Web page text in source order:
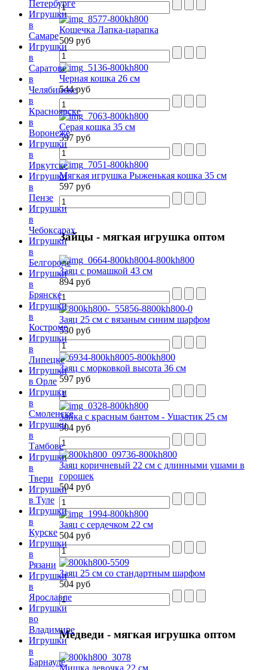
Кошечка Лапка-царапка
509 руб
Черная кошка 26 см
544 руб
Серая кошка 35 см
597 руб
Мягкая игрушка Рыженькая кошка 35 см
597 руб
Зайцы- мягкая игрушка оптом
Заяц с ромашкой 43 см
894 руб
Заяц 25 см с вязаным синим шарфом
530 руб
Заяц с морковкой высота 36 см
597 руб
Зайка с красным бантом - Ушастик 25 см
504 руб
Заяц коричневый 22 см с длинными ушами в
горошек
504 руб
Заяц с сердечком 22 см
504 руб
Заяц 25 см со стандартным шарфом
504 руб
Медведи- мягкая игрушка оптом
Петербурге
Игрушки
в
Самаре
Игрушки
в
Саратове
в
Челябинске
в
Красноярске
в
Воронеже
Игрушки
в
Иркутске
Игрушки
в
Пензе
Игрушки
в
Чебоксарах
Игрушки
в
Белгороде
Игрушки
в
Брянске
Игрушки
в
Костроме
Игрушки
в
Липецке
Игрушки
в Орле
Игрушки
в
Смоленске
Игрушки
в
Тамбове
Игрушки
в
Твери
Игрушки
в Туле
Игрушки
в
Курске
Игрушки
в
Рязани
Игрушки
в
Ярославле
Игрушки
во
Владимире
Игрушки
в
Барнауле